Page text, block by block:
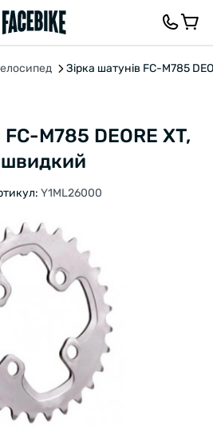
Зірка шатунів FC-M785
M785 DEORE XT,
Y1ML26000
ОПИС ВІДГУКИ ТА ЗАПИТАННЯ